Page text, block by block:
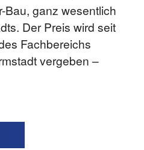
Bau, ganz wesentlich
Der Preis wird seit
Fachbereichs
vergeben –